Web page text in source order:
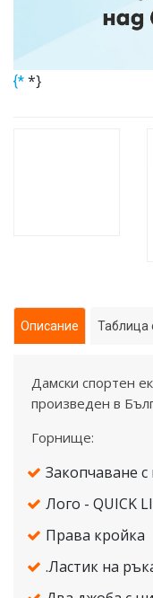
{* *}
Описание Таблица
Дамски спортен
произведен в
Горнище:
Закопчаване с
Лого - QUICK
Права кройка
.Ластик на